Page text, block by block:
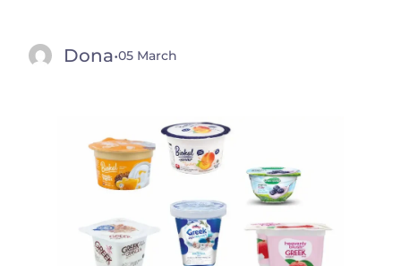
Dona·05 March